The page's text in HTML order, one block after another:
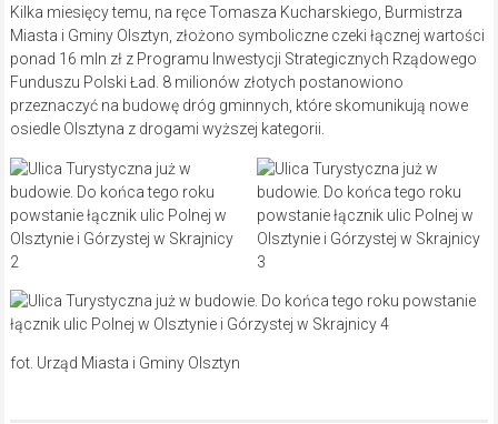
Kilka miesięcy temu, na ręce Tomasza Kucharskiego, Burmistrza
Miasta i Gminy Olsztyn, złożono symboliczne czeki łącznej wartości
ponad 16 mln zł z Programu Inwestycji Strategicznych Rządowego
Funduszu Polski Ład. 8 milionów złotych postanowiono
przeznaczyć na budowę dróg gminnych, które skomunikują nowe
osiedle Olsztyna z drogami wyższej kategorii.
fot. Urząd Miasta i Gminy Olsztyn